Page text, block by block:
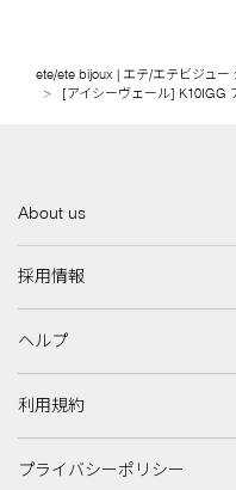
ete/ete bijoux | エテ/エテビジュー
[アイシーヴェール] K10IGG
About us
採用情報
ヘルプ
利用規約
プライバシーポリシー